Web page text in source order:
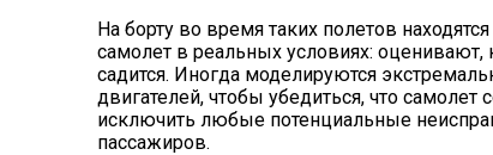
На борту во время таких полетов
самолет в реальных условиях:
садится. Иногда моделируются
двигателей, чтобы убедиться, что
исключить любые потенциальные
пассажиров.